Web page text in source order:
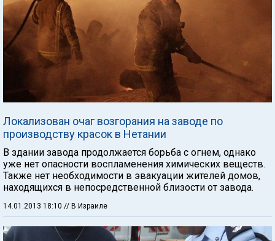
Локализован очаг возгорания на заводе по
производству красок в Нетании
В здании завода продолжается борьба с огнем, однако
уже нет опасности воспламенения химических веществ.
Также нет необходимости в эвакуации жителей домов,
находящихся в непосредственной близости от завода.
14.01.2013 18:10 // В Израиле